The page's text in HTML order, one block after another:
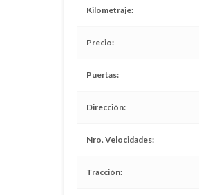
Kilometraje
Precio
Puertas
Dirección
Nro. Velocidades
Tracción